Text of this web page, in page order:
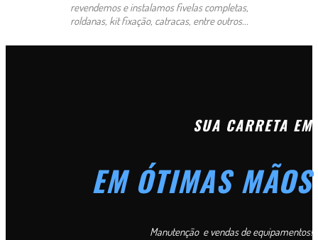
revendemos e instalamos fivelas completas,
roldanas, kit fixação, catracas, entre outros...
SUA CARRETA EM
EM ÓTIMAS MÃOS
Manutenção e vendas de equipamentos!